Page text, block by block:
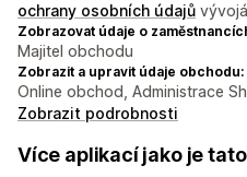
ochrany osobních údajů
Zobrazovat údaje o
Majitel obchodu
Zobrazit a upravit údaje obchodu:
Online obchod, Administrace
Zobrazit podrobnosti
Více aplikací jako je tato